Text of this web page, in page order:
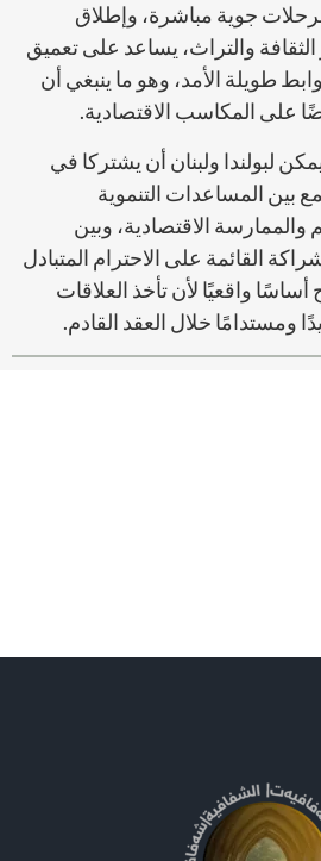
جوية مباشرة، وإطلاق
والتراث، يساعد على تعميق
طويلة الأمد، وهو ما ينبغي أن
على المكاسب الاقتصادية.
لبولندا ولبنان أن يشتركا في
بين المساعدات التنموية
والممارسة الاقتصادية، وبين
القائمة على الاحترام المتبادل
واقعيًا لأن تأخذ العلاقات
ومستدامًا خلال العقد القادم.